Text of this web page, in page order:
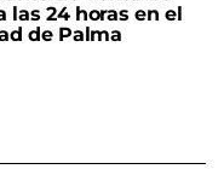
las 24 horas en el
de Palma